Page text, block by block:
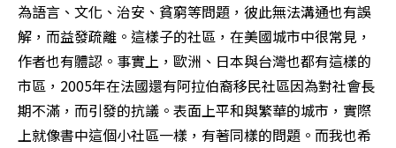
為語言、文化、治安、貧窮等問題，彼此無法溝通也有誤
解，而益發疏離。這樣子的社區，在美國城市中很常見，
作者也有體認。事實上，歐洲、日本與台灣也都有這樣的
市區，2005年在法國還有阿拉伯裔移民社區因為對社會長
期不滿，而引發的抗議。表面上平和與繁華的城市，實際
上就像書中這個小社區一樣，有著同樣的問題。而我也希